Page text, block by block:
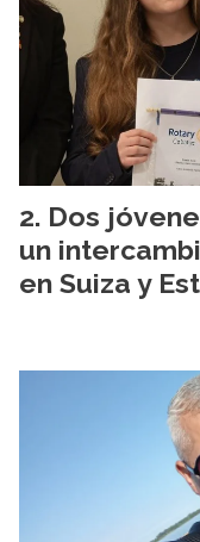
Dos
un
en Suiza y